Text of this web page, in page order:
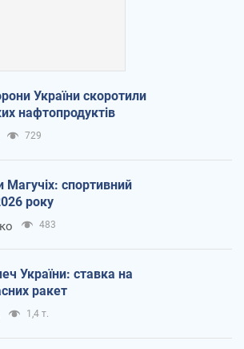
України скоротили
нафтопродуктів
729
Магучіх: спортивний
року
483
України: ставка на
ракет
1,4 т.